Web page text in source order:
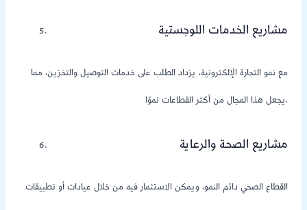
مشاريع الخدمات اللوجستية
مع نمو التجارة الإلكترونية، يزداد الطلب على خدمات التوصيل والتخزين، مما
يجعل هذا المجال من أكثر القطاعات نموًا.
مشاريع الصحة والرعاية
القطاع الصحي دائم النمو، ويمكن الاستثمار فيه من خلال عيادات أو تطبيقات